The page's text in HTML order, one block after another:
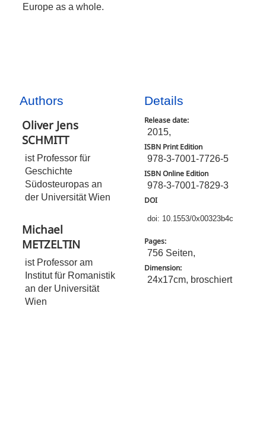
Europe as a whole.
Authors
Oliver Jens
SCHMITT
ist Professor für
Geschichte
Südosteuropas an
der Universität Wien
Michael
METZELTIN
ist Professor am
Institut für Romanistik
an der Universität
Wien
Details
Release date:
2015,
ISBN Print Edition
978-3-7001-7726-5
ISBN Online Edition
978-3-7001-7829-3
DOI
doi: 10.1553/0x00323b4c
Pages:
756 Seiten,
Dimension:
24x17cm, broschiert